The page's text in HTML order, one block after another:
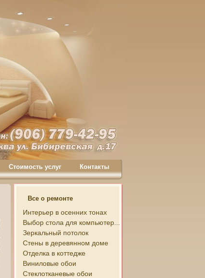
Контакты
Стоимость услуг
Все о ремонте
Интерьер в осенних тонах
Выбор стола для компьютер...
Зеркальный потолок
Стены в деревянном доме
Отделка в коттедже
Виниловые обои
Стеклотканевые обои